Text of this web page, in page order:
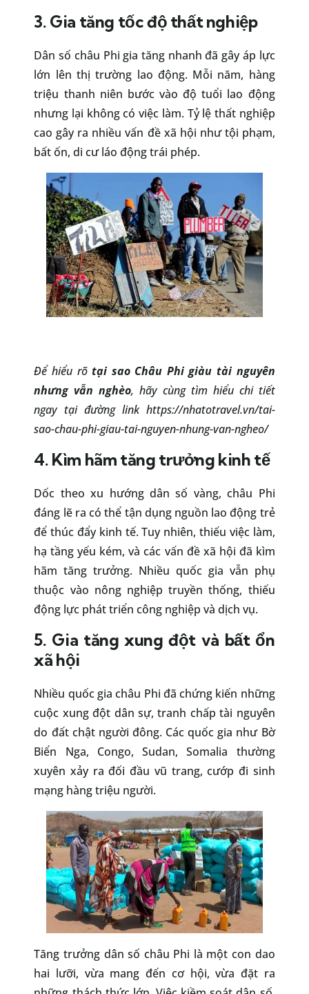
3. Gia tăng tốc độ thất nghiệp
Dân số châu Phi gia tăng nhanh đã gây áp lực
lớn lên thị trường lao động. Mỗi năm, hàng
triệu thanh niên bước vào độ tuổi lao động
nhưng lại không có việc làm. Tỷ lệ thất nghiệp
cao gây ra nhiều vấn đề xã hội như tội phạm,
bất ốn, di cư láo động trái phép.
Để hiểu rõtại sao Châu Phi giàu tài nguyên
nhưng vẫn nghèo, hãy cùng tìm hiểu chi tiết
ngay tại đường link https://nhatotravel.vn/tai-
sao-chau-phi-giau-tai-nguyen-nhung-van-ngheo/
4. Kìm hãm tăng trưởng kinh tế
Dốc theo xu hướng dân số vàng, châu Phi
đáng lẽ ra có thể tận dụng nguồn lao động trẻ
để thúc đẩy kinh tế. Tuy nhiên, thiếu việc làm,
hạ tầng yếu kém, và các vấn đề xã hội đã kìm
hãm tăng trưởng. Nhiều quốc gia vẫn phụ
thuộc vào nông nghiệp truyền thống, thiếu
động lực phát triển công nghiệp và dịch vụ.
5. Gia tăng xung đột và bất ổn
xã hội
Nhiều quốc gia châu Phi đã chứng kiến những
cuộc xung đột dân sự, tranh chấp tài nguyên
do đất chật người đông. Các quốc gia như Bờ
Biển Nga, Congo, Sudan, Somalia thường
xuyên xảy ra đối đầu vũ trang, cướp đi sinh
mạng hàng triệu người.
Tăng trưởng dân số châu Phi là một con dao
hai lưỡi, vừa mang đến cơ hội, vừa đặt ra